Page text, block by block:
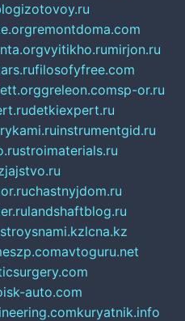
remontdoma.com
vyitikho.rumirjon.ru
filosofyfree.com
greleon.comsp-or.ru
detkiexpert.ru
instrumentgid.ru
stroimaterials.ru
chastnyjdom.ru
landshaftblog.ru
stroysnami.kzlcna.kz
avtoguru.net
auto.com
kuryatnik.info